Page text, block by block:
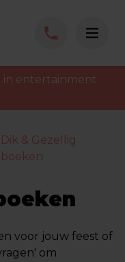
in entertainment
Dik & Gezellig
boeken
voor jouw feest of
om